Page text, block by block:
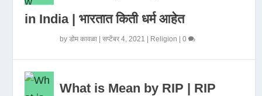
in India | भारतात किती धर्म आहेत
byडोम कावळा |सप्टेंबर 4, 2021 Religion |0
What is Mean by RIP | RIP